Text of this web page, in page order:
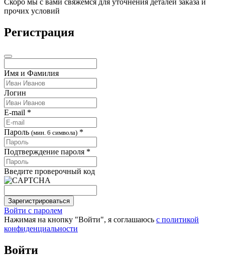
Скоро мы с вами свяжемся для уточнения деталей заказа и
прочих условий
Регистрация
Имя и Фамилия
Логин
E-mail *
Пароль (мин. 6 символа) *
Подтверждение пароля *
Введите проверочный код
Зарегистрироваться
Войти с паролем
Нажимая на кнопку "Войти", я соглашаюсь с политикой
конфиденциальности
Войти